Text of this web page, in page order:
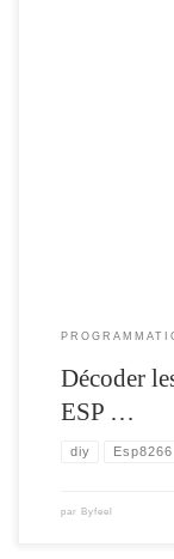
Décoder
ESP …
diy Esp8266
par Byfeel